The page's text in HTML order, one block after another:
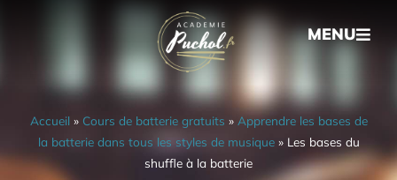
MENU
Accueil » Cours de batterie gratuits » Apprendre les bases de
la batterie dans tous les styles de musique» Les bases du
shuffle à la batterie